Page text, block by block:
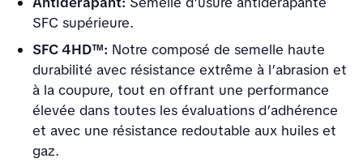
SFC supérieure.
SFC 4HD™: Notre composé de semelle haute
durabilité avec résistance extrême à l’abrasion et
à la coupure, tout en offrant une performance
élevée dans toutes les évaluations d’adhérence
et avec une résistance redoutable aux huiles et
gaz.